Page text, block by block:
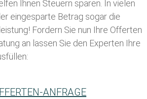
Ihnen Steuern sparen. In vielen
eingesparte Betrag sogar die
Fordern Sie nun Ihre Offerten
an lassen Sie den Experten Ihre
ANFRAGE